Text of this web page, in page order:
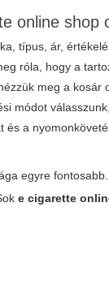
online shop
típus, ár,
róla, hogy a
meg a
módot
a
egyre
e cigarette